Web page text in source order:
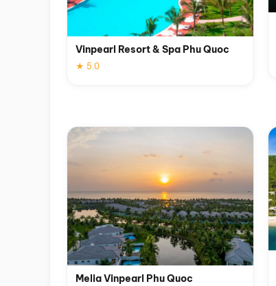
Vinpearl Resort & Spa Phu Quoc
★ 5.0
Melia Vinpearl Phu Quoc